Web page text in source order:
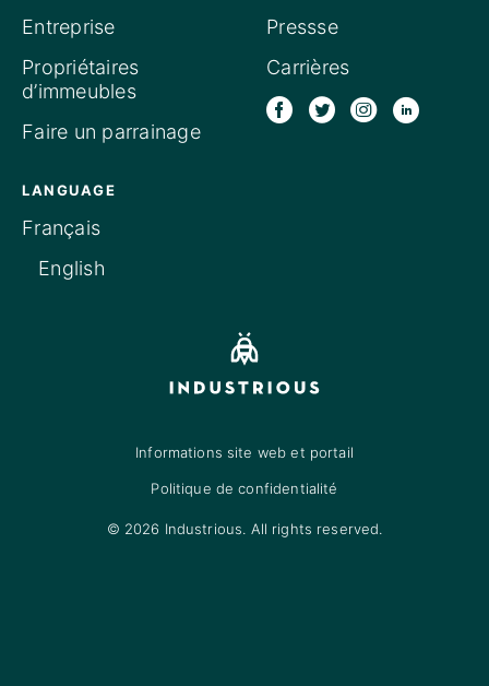
Entreprise
Propriétaires
d’immeubles
Faire un parrainage
Pressse
Carrières
LANGUAGE
Français
English
Informations site web et portail
Politique de confidentialité
© 2026 Industrious. All rights reserved.